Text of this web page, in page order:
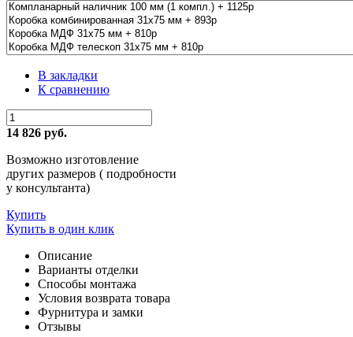
В закладки
К сравнению
14 826 руб.
Возможно изготовление
других размеров ( подробности
у консультанта)
Купить
Купить в один клик
Описание
Варианты отделки
Способы монтажа
Условия возврата товара
Фурнитура и замки
Отзывы